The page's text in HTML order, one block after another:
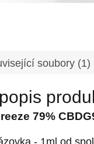
soubory (1)
79%
- 1ml od